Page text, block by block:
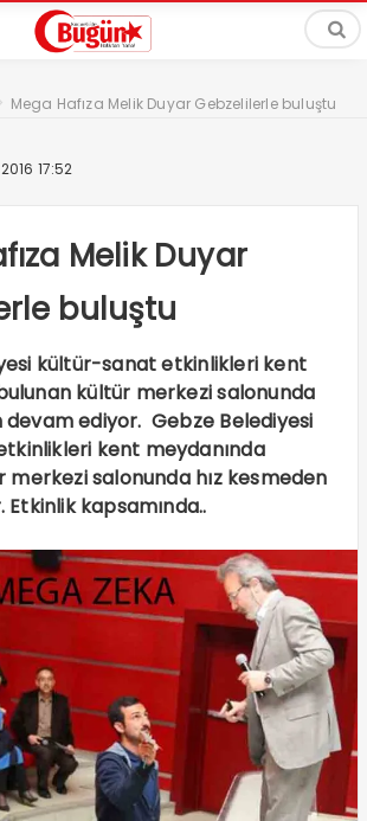
Mega Hafıza Melik Duyar Gebzelilerle buluştu
17:52
Melik Duyar
buluştu
kültür-sanat etkinlikleri kent
kültür merkezi salonunda
devam ediyor. Gebze Belediyesi
kent meydanında
merkezi salonunda hız kesmeden
kapsamında..